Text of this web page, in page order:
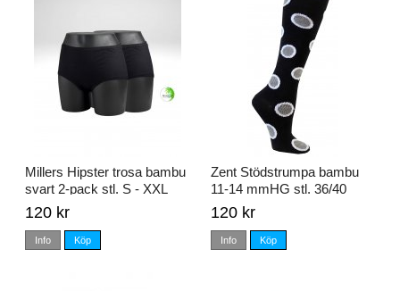
Millers Hipster trosa bambu
svart 2-pack stl. S - XXL
120 kr
Info Köp
Zent Stödstrumpa bambu
11-14 mmHG stl. 36/40
120 kr
Info Köp